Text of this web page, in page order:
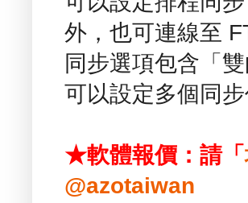
外，也可連線至
同步選項包含「
可以設定多個同
★軟體報價：請「
@azotaiwan